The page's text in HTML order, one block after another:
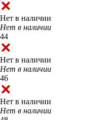
Нет в наличии
Нет в наличии
44
Нет в наличии
Нет в наличии
46
Нет в наличии
Нет в наличии